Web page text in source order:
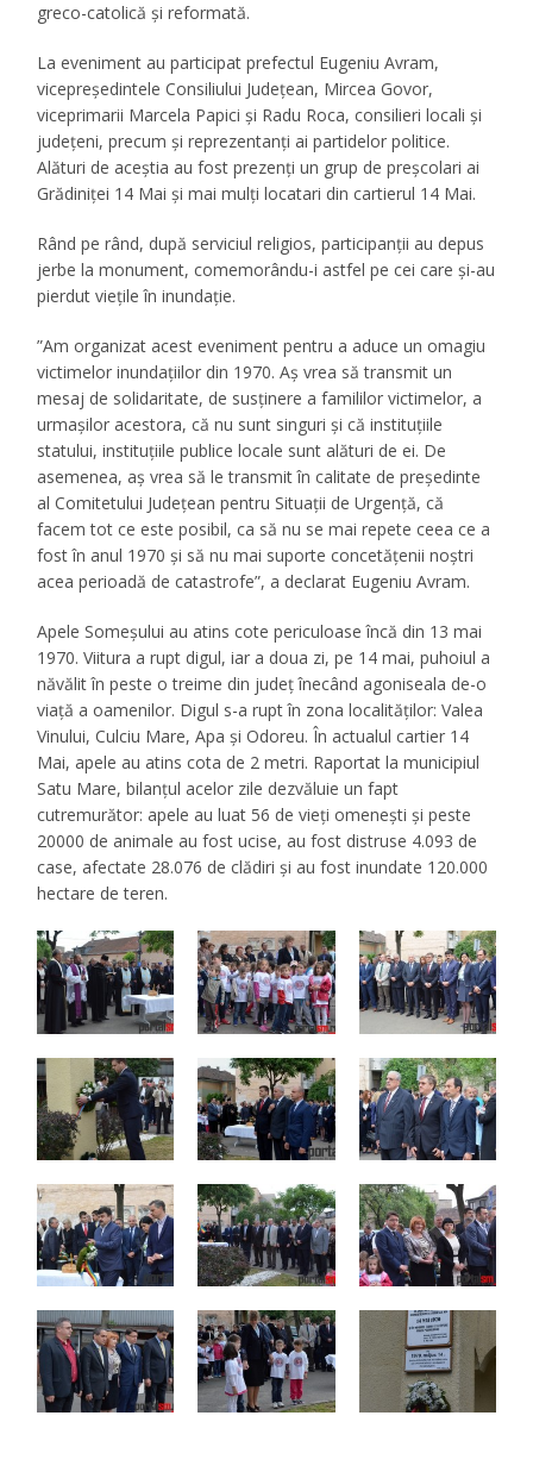
greco-catolică și reformată.
La eveniment au participat prefectul Eugeniu Avram,
vicepreședintele Consiliului Județean, Mircea Govor,
viceprimarii Marcela Papici și Radu Roca, consilieri locali și
județeni, precum și reprezentanți ai partidelor politice.
Alături de aceștia au fost prezenți un grup de preșcolari ai
Grădiniței 14 Mai și mai mulți locatari din cartierul 14 Mai.
Rând pe rând, după serviciul religios, participanții au depus
jerbe la monument, comemorându-i astfel pe cei care și-au
pierdut viețile în inundație.
”Am organizat acest eveniment pentru a aduce un omagiu
victimelor inundațiilor din 1970. Aș vrea să transmit un
mesaj de solidaritate, de susținere a famililor victimelor, a
urmașilor acestora, că nu sunt singuri și că instituțiile
statului, instituțiile publice locale sunt alături de ei. De
asemenea, aș vrea să le transmit în calitate de președinte
al Comitetului Județean pentru Situații de Urgență, că
facem tot ce este posibil, ca să nu se mai repete ceea ce a
fost în anul 1970 și să nu mai suporte concetățenii noștri
acea perioadă de catastrofe”, a declarat Eugeniu Avram.
Apele Someşului au atins cote periculoase încă din 13 mai
1970. Viitura a rupt digul, iar a doua zi, pe 14 mai, puhoiul a
năvălit în peste o treime din judeţ înecând agoniseala de-o
viaţă a oamenilor. Digul s-a rupt în zona localităţilor: Valea
Vinului, Culciu Mare, Apa şi Odoreu. În actualul cartier 14
Mai, apele au atins cota de 2 metri. Raportat la municipiul
Satu Mare, bilanţul acelor zile dezvăluie un fapt
cutremurător: apele au luat 56 de vieţi omeneşti și peste
20000 de animale au fost ucise, au fost distruse 4.093 de
case, afectate 28.076 de clădiri şi au fost inundate 120.000
hectare de teren.